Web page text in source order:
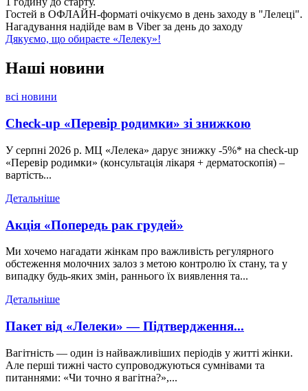
Гостей в ОФЛАЙН-форматі очікуємо в день заходу в "Лелеці".
Нагадування надійде вам в Viber за день до заходу
Дякуємо, що обираєте «Лелеку»!
Наші новини
всі новини
Check-up «Перевір родимки» зі знижкою
У серпні 2026 р. МЦ «Лелека» дарує знижку -5%* на check-up
«Перевір родимки» (консультація лікаря + дерматоскопія) –
вартість...
Детальніше
Акція «Попередь рак грудей»
Ми хочемо нагадати жінкам про важливість регулярного
обстеження молочних залоз з метою контролю їх стану, та у
випадку будь-яких змін, раннього їх виявлення та...
Детальніше
Пакет від «Лелеки» — Підтвердження...
Вагітність — один із найважливіших періодів у житті жінки.
Але перші тижні часто супроводжуються сумнівами та
питаннями: «Чи точно я вагітна?»,...